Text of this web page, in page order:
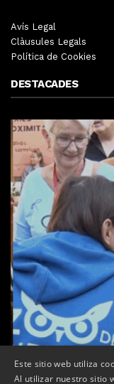
Avís Legal
Clàusules Legals
Política de Cookies
DESTACADES
Este sitio web utiliza
Al utilizar nuestro sitio